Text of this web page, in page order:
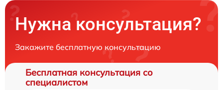
Нужна консультация?
Закажите бесплатную консультацию
Бесплатная консультация со
специалистом